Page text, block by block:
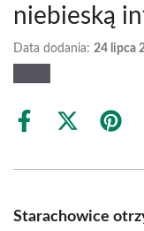
niebieską
Data dodania: 24 lipca
Share
Share
(Twitter)
Share
Starachowice